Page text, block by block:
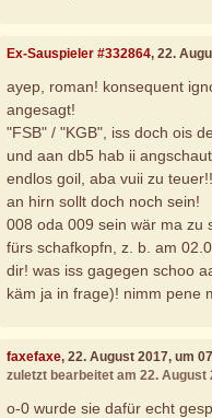
Ex-Sauspieler #332864, 22.
ayep, roman! konsequent
angesagt!
"FSB" / "KGB", iss doch ois
und aan db5 hab ii
endlos goil, aba vuii zu
an hirn sollt doch noch sein!
008 oda 009 sein wär ma zu
fürs schafkopfn, z. b. am
dir! was iss gagegen schoo
käm ja in frage)! nimm pene
faxefaxe, 22. August 2017, um
zuletzt bearbeitet am 22. August
o-0 wurde sie dafür echt